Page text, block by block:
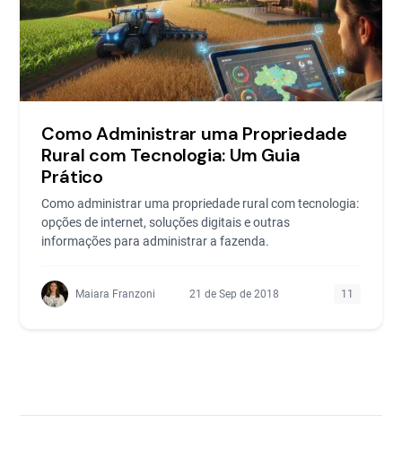
Como Administrar uma Propriedade
Rural com Tecnologia: Um Guia
Prático
Como administrar uma propriedade rural com tecnologia:
opções de internet, soluções digitais e outras
informações para administrar a fazenda.
Maiara Franzoni 21 de Sep de 2018 11